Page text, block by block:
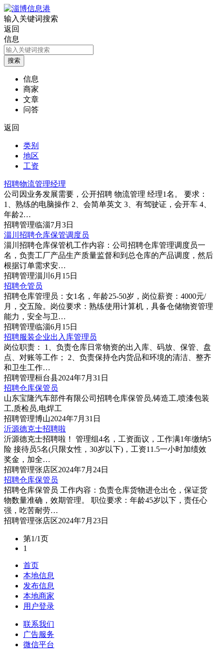
输入关键词搜索
返回
信息
信息
商家
文章
问答
返回
类别
地区
工资
招聘物流管理经理
公司因业务发展需要，公开招聘 物流管理 经理1名。 要求：
1、熟练的电脑操作 2、会简单英文 3、有驾驶证，会开车 4、
年龄2…
招聘管理临淄7月3日
淄川招聘仓库保管调度员
淄川招聘仓库保管机工作内容：公司招聘仓库管理调度员一
名，负责工厂产品生产质量监督和到总仓库的产品调度，然后
根据订单需求安…
招聘管理淄川 6月15日
招聘仓管员
招聘仓库管理员：女1名，年龄25-50岁，岗位薪资：4000元/
月，交五险。岗位要求：熟练使用计算机，具备仓储物资管理
能力，安全与卫…
招聘管理临淄6月15日
招聘服装企业出入库管理员
岗位职责： 1、负责仓库日常物资的出入库、码放、保管、盘
点、对账等工作； 2、负责保持仓内货品和环境的清洁、整齐
和卫生工作…
招聘管理桓台县2024年7月31日
招聘仓库保管员
山东宝隆汽车部件有限公司招聘仓库保管员,铸造工,喷漆包装
工,质检员,电焊工
招聘管理博山2024年7月31日
沂源德克士招聘啦
沂源德克士招聘啦！ 管理组4名，工资面议，工作满1年缴纳5
险 接待员5名(只限女性，30岁以下)，工资11.5一小时加绩效
奖金，加全…
招聘管理张店区2024年7月24日
招聘仓库保管员
招聘仓库保管员 工作内容：负责仓库货物进仓出仓，保证货
物数量准确，效期管理。 职位要求：年龄45岁以下，责任心
强，吃苦耐劳…
招聘管理张店区2024年7月23日
第1/1页
1
首页
本地信息
发布信息
本地商家
用户登录
联系我们
广告服务
微信平台